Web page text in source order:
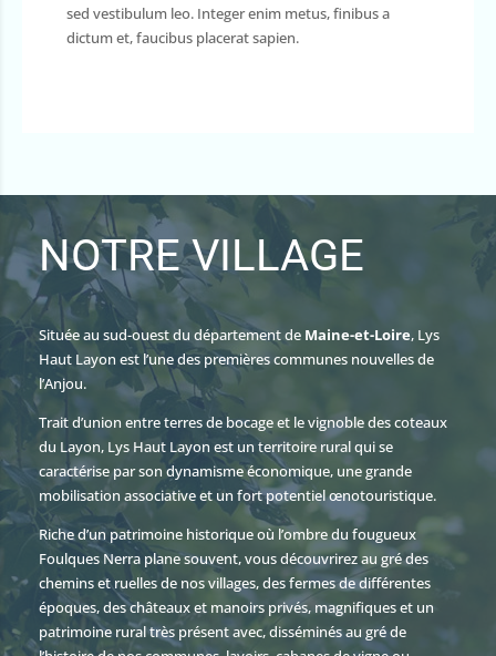
sed vestibulum leo. Integer enim metus, finibus a
dictum et, faucibus placerat sapien.
NOTRE VILLAGE
Située au sud-ouest du département de Maine-et-Loire, Lys
Haut Layon est l’une des premières communes nouvelles de
l’Anjou.
Trait d’union entre terres de bocage et le vignoble des coteaux
du Layon, Lys Haut Layon est un territoire rural qui se
caractérise par son dynamisme économique, une grande
mobilisation associative et un fort potentiel œnotouristique.
Riche d’un patrimoine historique où l’ombre du fougueux
Foulques Nerra plane souvent, vous découvrirez au gré des
chemins et ruelles de nos villages, des fermes de différentes
époques, des châteaux et manoirs privés, magnifiques et un
patrimoine rural très présent avec, disséminés au gré de